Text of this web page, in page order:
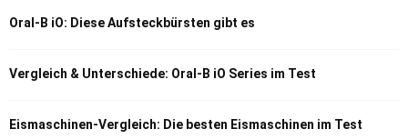
Oral-B iO: Diese Aufsteckbürsten gibt es
Vergleich & Unterschiede: Oral-B iO Series im Test
Eismaschinen-Vergleich: Die besten Eismaschinen im Test